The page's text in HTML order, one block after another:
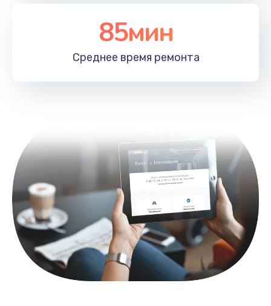
Замена лотка SIM
Заказать
Восстановление данных
990 руб.
Заказать
Замена SSD
895 руб.
Заказать
85мин
Среднее время ремонта